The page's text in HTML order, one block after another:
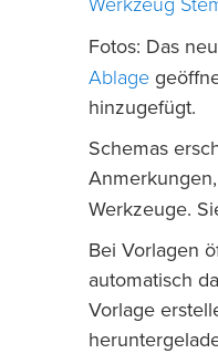
Fotos: Das
Ablage
hinzugefügt.
Schemas
Werkzeuge.
Bei Vorlagen
automatisch
Vorlage